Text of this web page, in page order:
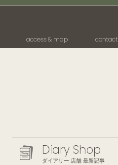
access & map contact
Diary Shop
ダイアリー 店舗 最新記事